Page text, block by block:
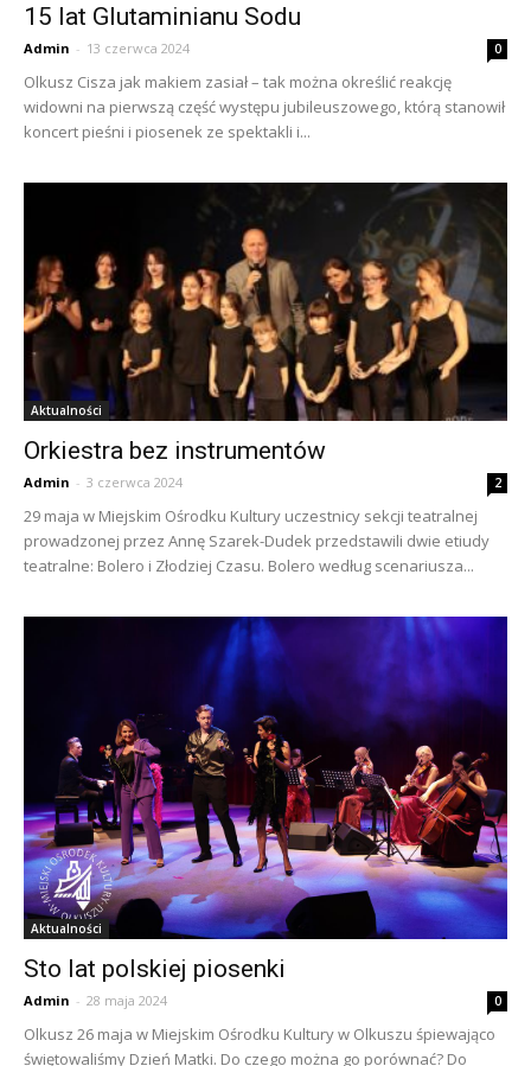
15 lat Glutaminianu Sodu
Admin - 13 czerwca 2024 0
Olkusz Cisza jak makiem zasiał – tak można określić reakcję
widowni na pierwszą część występu jubileuszowego, którą stanowił
koncert pieśni i piosenek ze spektakli i...
Aktualności
Orkiestra bez instrumentów
Admin - 3 czerwca 2024 2
29 maja w Miejskim Ośrodku Kultury uczestnicy sekcji teatralnej
prowadzonej przez Annę Szarek-Dudek przedstawili dwie etiudy
teatralne: Bolero i Złodziej Czasu. Bolero według scenariusza...
Aktualności
Sto lat polskiej piosenki
Admin - 28 maja 2024 0
Olkusz 26 maja w Miejskim Ośrodku Kultury w Olkuszu śpiewająco
świętowaliśmy Dzień Matki. Do czego można go porównać? Do